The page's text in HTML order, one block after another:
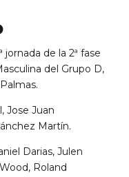
de la 2ª fase
del Grupo D,
Jose Juan
Martín.
Darias, Julen
Roland